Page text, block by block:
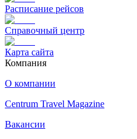
Расписание рейсов
Справочный центр
Карта сайта
Компания
О компании
Centrum Travel Magazine
Вакансии